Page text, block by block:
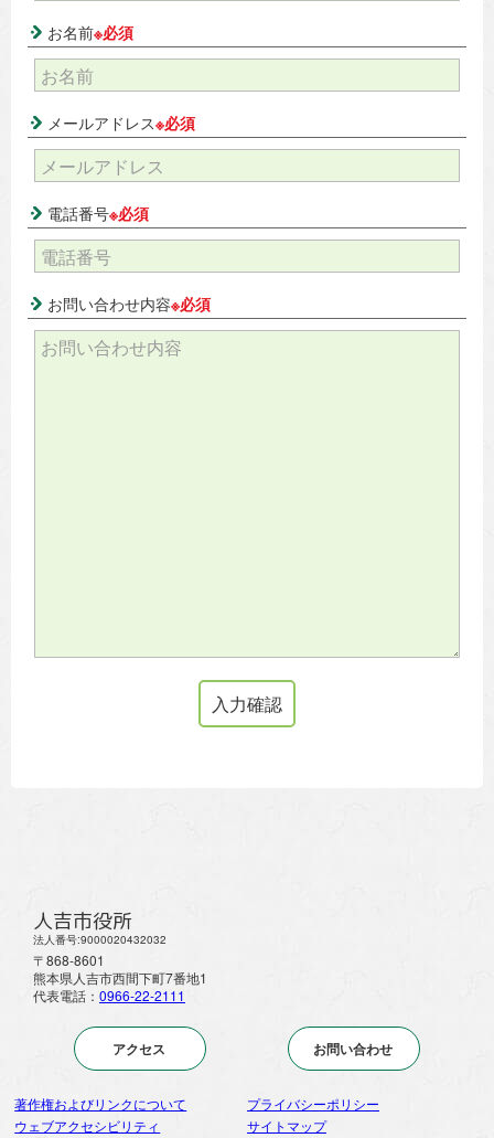
お名前※必須
メールアドレス※必須
電話番号※必須
お問い合わせ内容※必須
人吉市役所
法人番号:9000020432032
〒868-8601
熊本県人吉市西間下町7番地1
代表電話： 0966-22-2111
アクセス お問い合わせ
著作権およびリンクについて
プライバシーポリシー
ウェブアクセシビリティ
サイトマップ